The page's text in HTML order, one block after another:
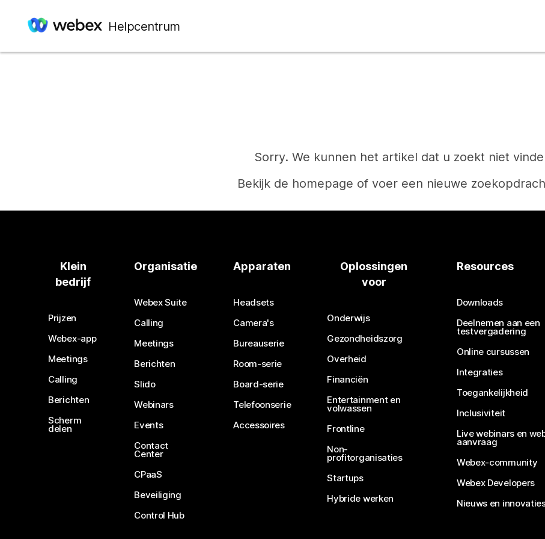
Helpcentrum
Sorry. We kunnen het artikel dat u zoekt niet
Bekijk de homepage of voer een nieuwe
Hebt u een antwoord nodig?
Klein
bedrijf
Prijzen
Webex-app
Meetings
Calling
Berichten
Scherm
delen
Organisatie
Webex Suite
Calling
Meetings
Berichten
Slido
Webinars
Events
Contact
Center
CPaaS
Beveiliging
Control Hub
Apparaten
Headsets
Camera's
Bureauserie
Room-serie
Board-serie
Telefoonserie
Accessoires
Oplossingen
voor
Onderwijs
Gezondheidszorg
Overheid
Financiën
Entertainment en
volwassen
Frontline
Non-
profitorganisaties
Startups
Hybride werken
Resources
Downloads
Deelnemen aan een
testvergadering
Online cursussen
Integraties
Toegankelijkheid
Inclusiviteit
Live webinars en
aanvraag
Webex-community
Webex Developers
Nieuws en